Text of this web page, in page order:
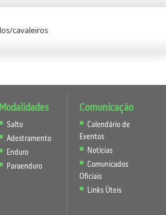
cavaleiros
Modalidades
Salto
Adestramento
Enduro
Paraenduro
Comunicação
Calendário de
Eventos
Notícias
Comunicados
Oficiais
Links Úteis